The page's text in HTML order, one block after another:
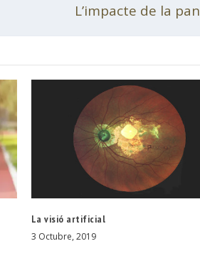
L’impacte de la
La visió artificial
3 Octubre, 2019